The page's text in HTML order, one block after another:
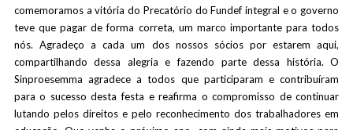
comemoramos a vitória do Precatório do Fundef integral e o governo
teve que pagar de forma correta, um marco importante para todos
nós. Agradeço a cada um dos nossos sócios por estarem aqui,
compartilhando dessa alegria e fazendo parte dessa história. O
Sinproesemma agradece a todos que participaram e contribuíram
para o sucesso desta festa e reafirma o compromisso de continuar
lutando pelos direitos e pelo reconhecimento dos trabalhadores em